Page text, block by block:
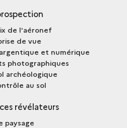
de l'aéronef
de vue
et numérique
photographiques
archéologique
au sol
révélateurs
paysage